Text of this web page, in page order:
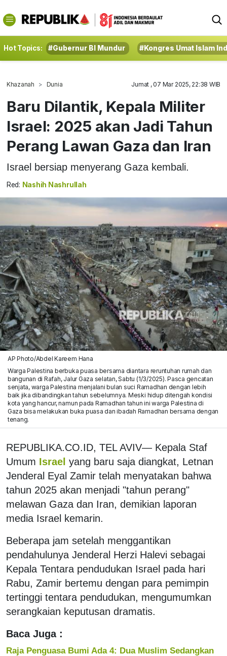
Hot Topics: #Gubernur BI Mundur #Kongres Umat Islam
Khazanah Dunia Jumat , 07 Mar 2025, 22:38 WIB
Baru Dilantik, Kepala Militer
Israel: 2025 akan Jadi Tahun
Perang Lawan Gaza dan Iran
Israel bersiap menyerang Gaza kembali.
Red: Nashih Nashrullah
AP Photo/Abdel Kareem Hana
Warga Palestina berbuka puasa bersama diantara reruntuhan rumah dan
bangunan di Rafah, Jalur Gaza selatan, Sabtu (1/3/2025). Pasca gencatan
senjata, warga Palestina menjalani bulan suci Ramadhan dengan lebih
baik jika dibandingkan tahun sebelumnya. Meski hidup ditengah kondisi
kota yang hancur, namun pada Ramadhan tahun ini warga Palestina di
Gaza bisa melakukan buka puasa dan ibadah Ramadhan bersama dengan
tenang.
REPUBLIKA.CO.ID, TEL AVIV— Kepala Staf
Umum Israel yang baru saja diangkat, Letnan
Jenderal Eyal Zamir telah menyatakan bahwa
tahun 2025 akan menjadi "tahun perang"
melawan Gaza dan Iran, demikian laporan
media Israel kemarin.
Beberapa jam setelah menggantikan
pendahulunya Jenderal Herzi Halevi sebagai
Kepala Tentara pendudukan Israel pada hari
Rabu, Zamir bertemu dengan para pemimpin
tertinggi tentara pendudukan, mengumumkan
serangkaian keputusan dramatis.
Baca Juga :
Raja Penguasa Bumi Ada 4: Dua Muslim Sedangkan